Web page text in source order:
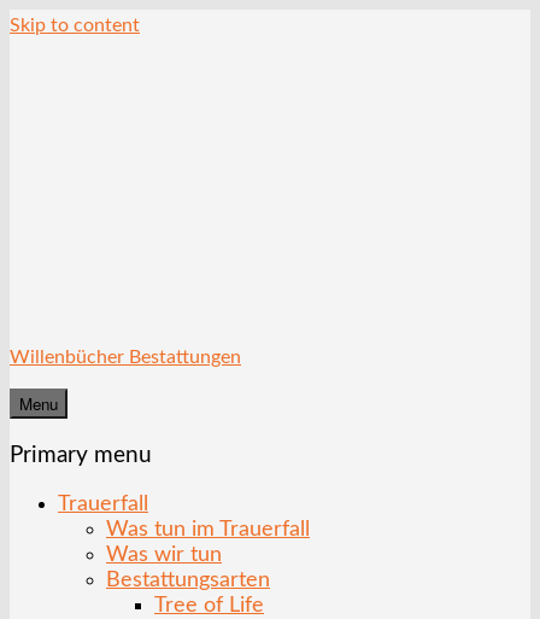
Skip to content
Willenbücher Bestattungen
Menu
Primary menu
Trauerfall
Was tun im Trauerfall
Was wir tun
Bestattungsarten
Tree of Life